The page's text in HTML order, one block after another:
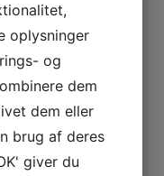
oplysninger
og
dem
dem eller
brug af deres
giver du